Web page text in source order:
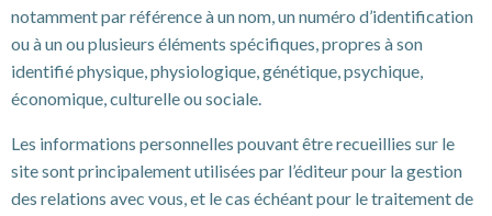
notamment par référence à un nom, un numéro d’identification
ou à un ou plusieurs éléments spécifiques, propres à son
identifié physique, physiologique, génétique, psychique,
économique, culturelle ou sociale.
Les informations personnelles pouvant être recueillies sur le
site sont principalement utilisées par l’éditeur pour la gestion
des relations avec vous, et le cas échéant pour le traitement de